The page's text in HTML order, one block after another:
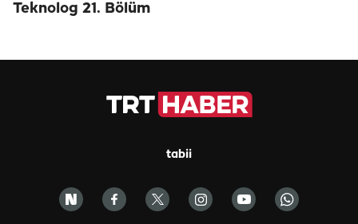
Teknolog 21. Bölüm
tabii